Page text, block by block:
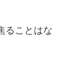
ることはな